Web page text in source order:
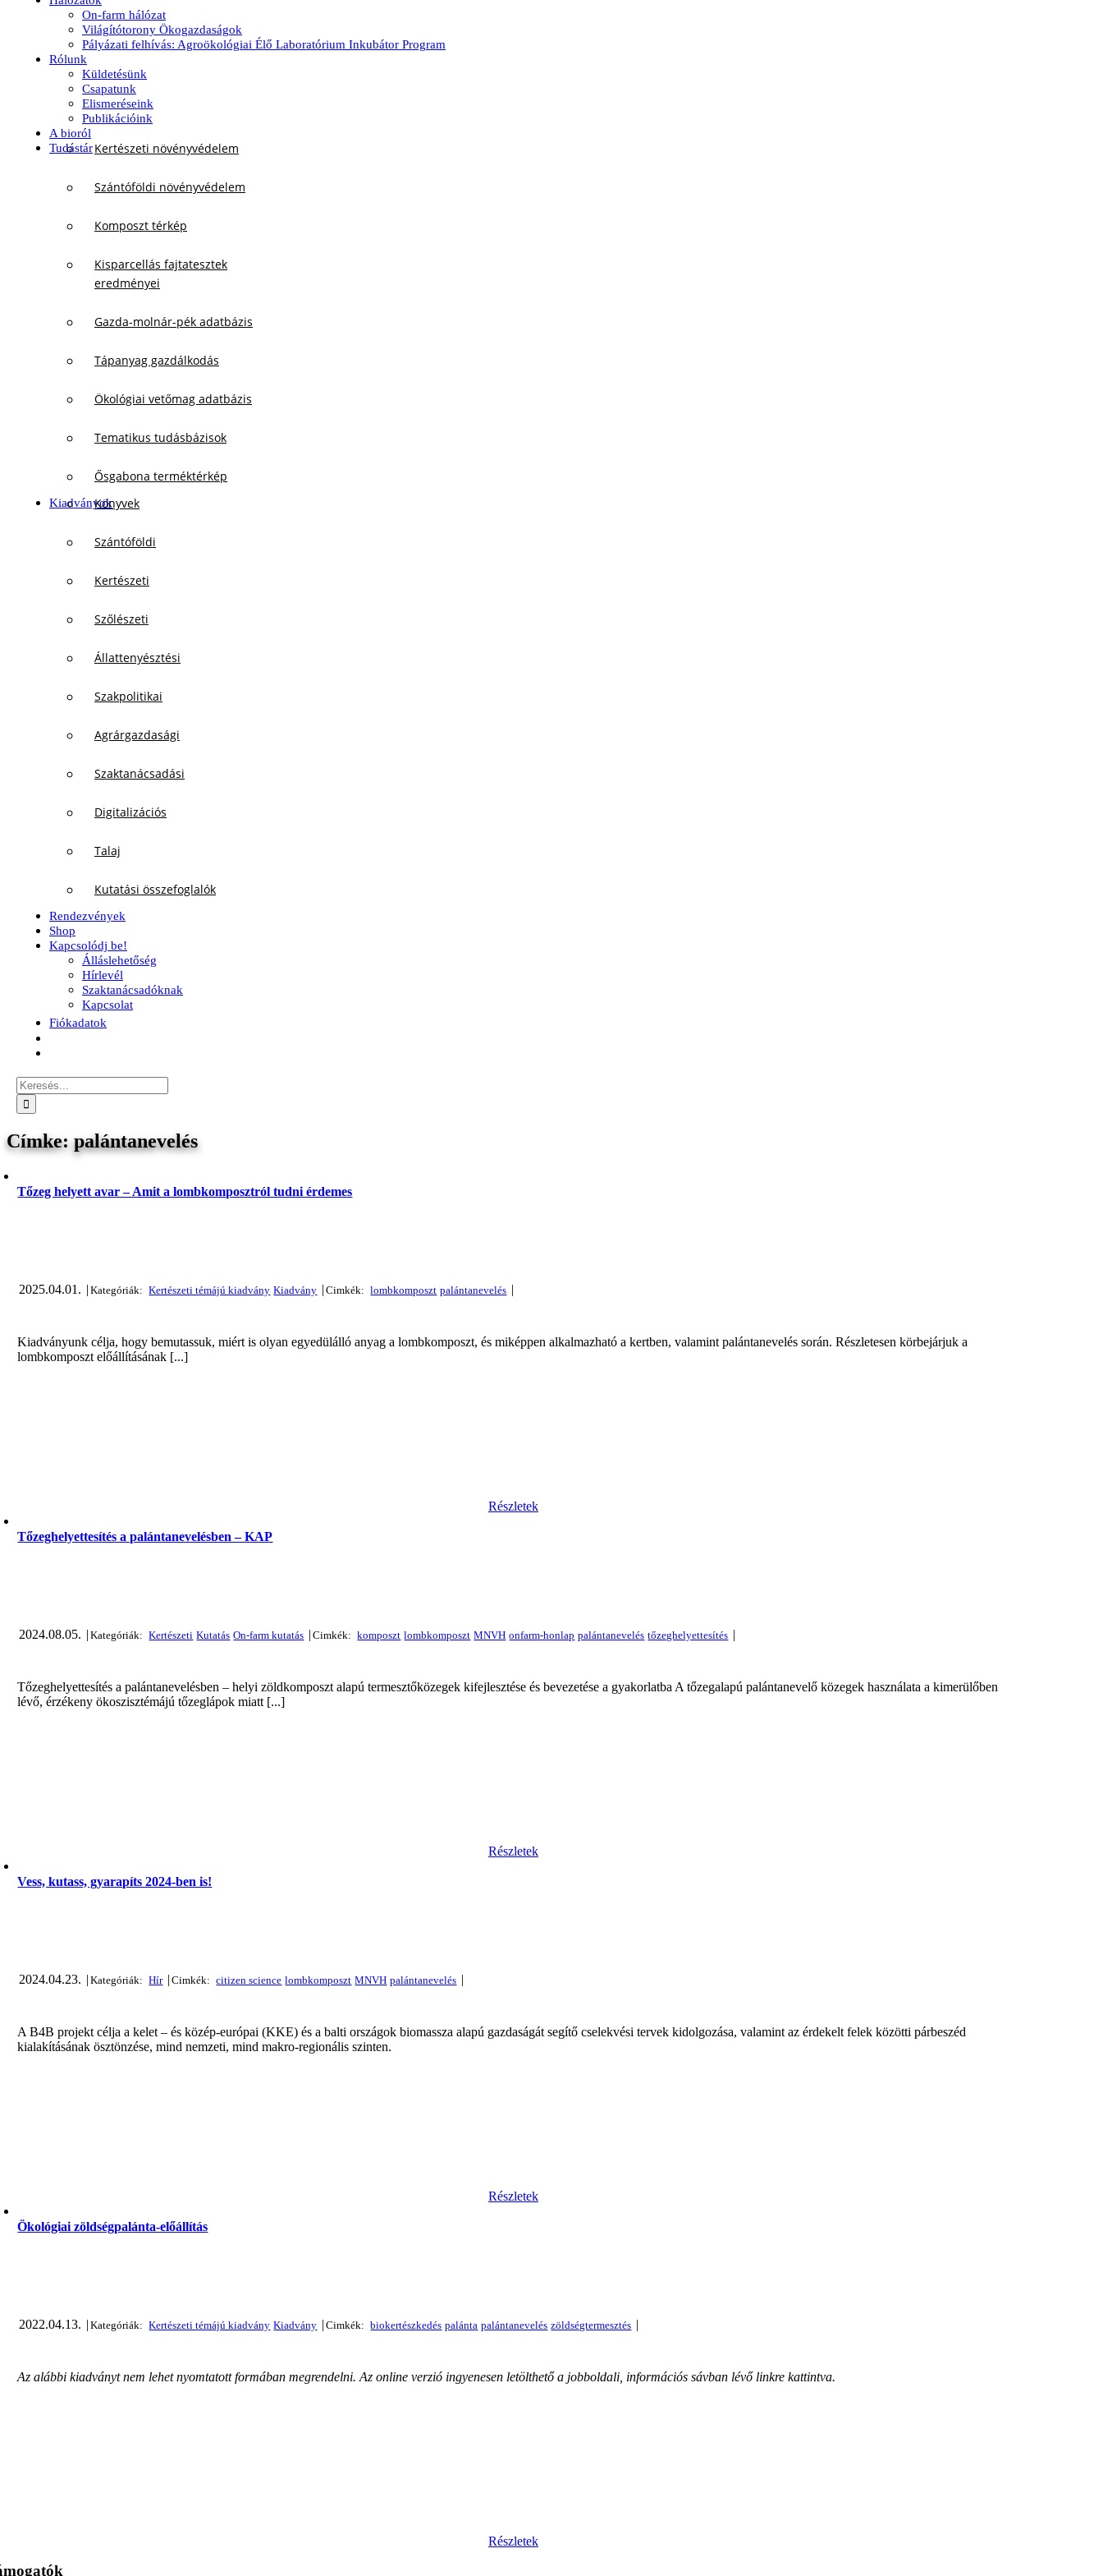
On-farm hálózat
Világítótorony Ökogazdaságok
Pályázati felhívás: Agroökológiai Élő Laboratórium Inkubátor Program
Rólunk
Küldetésünk
Csapatunk
Elismeréseink
Publikációink
A bioról
TudástárKertészeti növényvédelem
Szántóföldi növényvédelem
Komposzt térkép
Kisparcellás fajtatesztek
eredményei
Gazda-molnár-pék adatbázis
Tápanyag gazdálkodás
Ökológiai vetőmag adatbázis
Tematikus tudásbázisok
Ősgabona terméktérkép
KiadványokKönyvek
Szántóföldi
Kertészeti
Szőlészeti
Állattenyésztési
Szakpolitikai
Agrárgazdasági
Szaktanácsadási
Digitalizációs
Talaj
Kutatási összefoglalók
Rendezvények
Shop
Kapcsolódj be!
Álláslehetőség
Hírlevél
Szaktanácsadóknak
Kapcsolat
Fiókadatok
Keresés...
palántanevelés
Tőzeg helyett avar – Amit a lombkomposztról tudni érdemes
2025.04.01. | | |
Kiadványunk célja, hogy bemutassuk, miért is olyan egyedülálló anyag a lombkomposzt, és miképpen alkalmazható a kertben, valamint palántanevelés során. Részletesen körbejárjuk a
lombkomposzt előállításának [...]
Részletek
Tőzeghelyettesítés a palántanevelésben – KAP
2024.08.05. | | |
Tőzeghelyettesítés a palántanevelésben – helyi zöldkomposzt alapú termesztőközegek kifejlesztése és bevezetése a gyakorlatba A tőzegalapú palántanevelő közegek használata a kimerülőben
lévő, érzékeny ökoszisztémájú tőzeglápok miatt [...]
Részletek
Vess, kutass, gyarapíts 2024-ben is!
2024.04.23. | | |
A B4B projekt célja a kelet – és közép-európai (KKE) és a balti országok biomassza alapú gazdaságát segítő cselekvési tervek kidolgozása, valamint az érdekelt felek közötti párbeszéd
kialakításának ösztönzése, mind nemzeti, mind makro-regionális szinten.
Részletek
Ökológiai zöldségpalánta-előállítás
2022.04.13. | | |
Az alábbi kiadványt nem lehet nyomtatott formában megrendelni. Az online verzió ingyenesen letölthető a jobboldali, információs sávban lévő linkre kattintva.
Részletek